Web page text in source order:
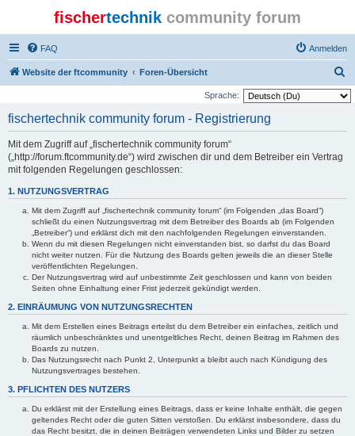
fischertechnik community forum
FAQ Anmelden
Website der ftcommunity Foren-Übersicht
u
Sprache:
fischertechnik community forum - Registrierung
Mit dem Zugriff auf „fischertechnik community forum“
(„http://forum.ftcommunity.de“) wird zwischen dir und dem Betreiber ein Vertrag
mit folgenden Regelungen geschlossen:
1. NUTZUNGSVERTRAG
Mit dem Zugriff auf „fischertechnik community forum“ (im Folgenden „das Board“)
schließt du einen Nutzungsvertrag mit dem Betreiber des Boards ab (im Folgenden
„Betreiber“) und erklärst dich mit den nachfolgenden Regelungen einverstanden.
Wenn du mit diesen Regelungen nicht einverstanden bist, so darfst du das Board
nicht weiter nutzen. Für die Nutzung des Boards gelten jeweils die an dieser Stelle
veröffentlichten Regelungen.
Der Nutzungsvertrag wird auf unbestimmte Zeit geschlossen und kann von beiden
Seiten ohne Einhaltung einer Frist jederzeit gekündigt werden.
2. EINRÄUMUNG VON NUTZUNGSRECHTEN
Mit dem Erstellen eines Beitrags erteilst du dem Betreiber ein einfaches, zeitlich und
räumlich unbeschränktes und unentgeltliches Recht, deinen Beitrag im Rahmen des
Boards zu nutzen.
Das Nutzungsrecht nach Punkt 2, Unterpunkt a bleibt auch nach Kündigung des
Nutzungsvertrages bestehen.
3. PFLICHTEN DES NUTZERS
Du erklärst mit der Erstellung eines Beitrags, dass er keine Inhalte enthält, die gegen
geltendes Recht oder die guten Sitten verstoßen. Du erklärst insbesondere, dass du
das Recht besitzt, die in deinen Beiträgen verwendeten Links und Bilder zu setzen